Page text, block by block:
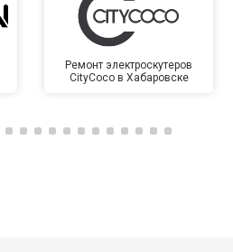
Ремонт электроскутеров
CityCoco в Хабаровске